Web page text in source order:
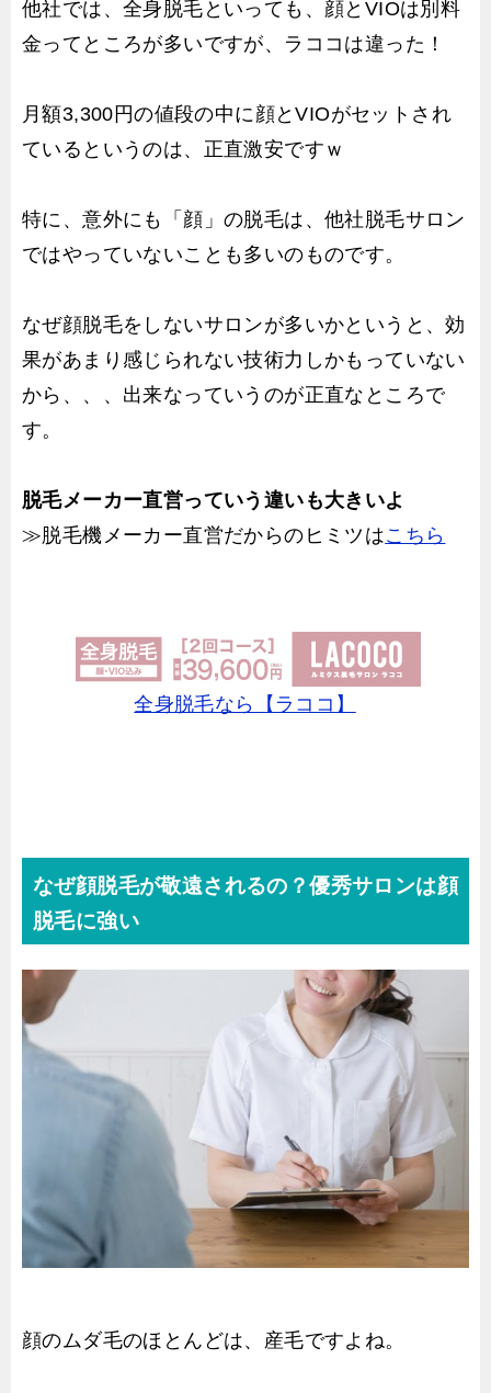
他社では、全身脱毛といっても、顔とVIOは別料
金ってところが多いですが、ラココは違った！
月額3,300円の値段の中に顔とVIOがセットされ
ているというのは、正直激安ですｗ
特に、意外にも「顔」の脱毛は、他社脱毛サロン
ではやっていないことも多いのものです。
なぜ顔脱毛をしないサロンが多いかというと、効
果があまり感じられない技術力しかもっていない
から、、、出来なっていうのが正直なところで
す。
脱毛メーカー直営っていう違いも大きいよ
≫脱毛機メーカー直営だからのヒミツはこちら
全身脱毛なら【ラココ】
なぜ顔脱毛が敬遠されるの？優秀サロンは顔
脱毛に強い
顔のムダ毛のほとんどは、産毛ですよね。